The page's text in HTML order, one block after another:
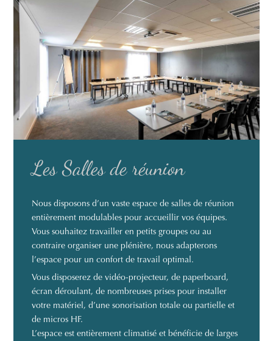
Les Salles de réunion
Nous disposons d’un vaste espace de salles de réunion
entièrement modulables pour accueillir vos équipes.
Vous souhaitez travailler en petits groupes ou au
contraire organiser une plénière, nous adapterons
l’espace pour un confort de travail optimal.
Vous disposerez de vidéo-projecteur, de paperboard,
écran déroulant, de nombreuses prises pour installer
votre matériel, d’une sonorisation totale ou partielle et
de micros HF.
L’espace est entièrement climatisé et bénéficie de larges